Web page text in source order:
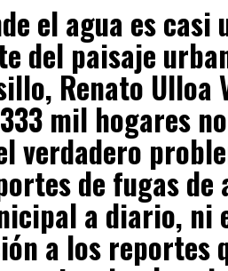
el agua es casi
del paisaje
Renato Ulloa
mil hogares
verdadero
de fugas de
a diario, ni
a los reportes